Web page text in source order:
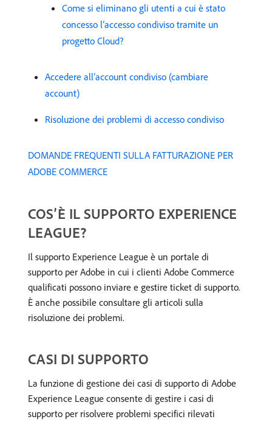
Come si eliminano gli utenti a cui è stato
concesso l’accesso condiviso tramite un
progetto Cloud?
Accedere all’account condiviso (cambiare
account)
Risoluzione dei problemi di accesso condiviso
DOMANDE FREQUENTI SULLA FATTURAZIONE PER
ADOBE COMMERCE
COS’È IL SUPPORTO EXPERIENCE
LEAGUE?
Il supporto Experience League è un portale di
supporto per Adobe in cui i clienti Adobe Commerce
qualificati possono inviare e gestire ticket di supporto.
È anche possibile consultare gli articoli sulla
risoluzione dei problemi.
CASI DI SUPPORTO
La funzione di gestione dei casi di supporto di Adobe
Experience League consente di gestire i casi di
supporto per risolvere problemi specifici rilevati